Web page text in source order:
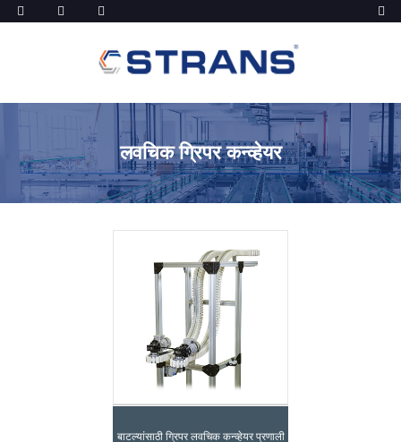
लवचिक ग्रिपर कन्व्हेयर
बाटल्यांसाठी ग्रिपर लवचिक कन्व्हेयर प्रणाली